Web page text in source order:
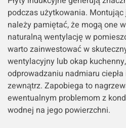
podczas użytkowania.
należy pamiętać, że mogą one
naturalną wentylację w
warto zainwestować w
wentylacyjny lub okap
odprowadzaniu nadmiaru
zewnątrz. Zapobiega to
ewentualnym problemom z
wodnej na jego powierzchni.